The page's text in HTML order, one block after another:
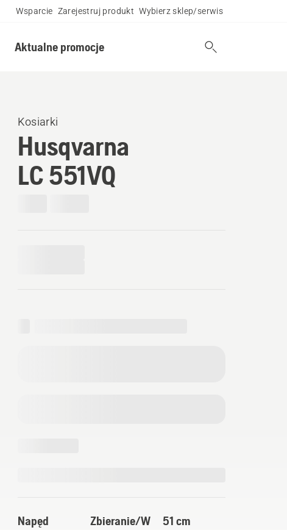
Wsparcie Zarejestruj produkt Wybierz sklep/serwis
Aktualne promocje
Kosiarki
Husqvarna
LC 551VQ
Napęd
Zbieranie/W
51 cm